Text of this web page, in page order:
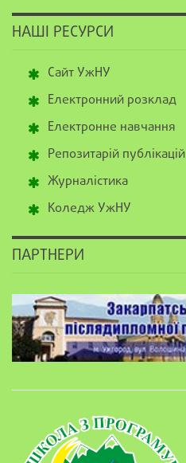
НАШІ РЕСУРСИ
Сайт УжНУ
Електронний розклад
Електронне навчання
Репозитарій публікацій
Журналістика
Коледж УжНУ
ПАРТНЕРИ